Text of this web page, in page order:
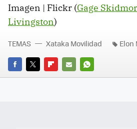
Imagen | Flickr (Gage
Livingston)
FACEBOOK
TWITTERFLIPBOARD
E-
WHATSAPP
TEMAS Xataka Movilidad Elon